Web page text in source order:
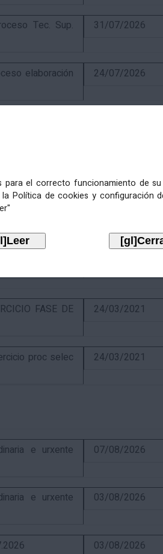
para el correcto funcionamiento de
Política de cookies y configuración
Tec. Sup.
31/07/2026
elaboración
24/07/2026
de concurso
do proceso de
selectivo
FASE DE
24/03/2021
proc selec
24/03/2021
e urxente
07/08/2026
e urxente
03/08/2026
03/08/2026